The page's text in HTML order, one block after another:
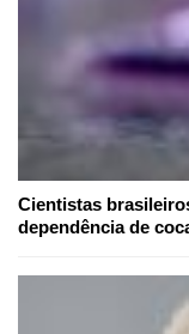
Cientistas
dependência de